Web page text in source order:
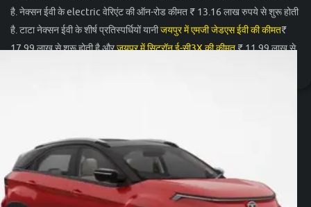
है. नेक्सन ईवी के electric वेरिएंट की ऑन-रोड कीमत ₹ 13.16 लाख रुपये से शुरू होती
है. टाटा नेक्सन ईवी के शीर्ष प्रतिस्पर्धियों यानीजयपुर में एमजी जेडएस ईवी की कीमत₹
17.99 लाख से शुरू होती है औरजयपुर में सिट्रॉन ई-सी3X की कीमत₹ 11.99 लाख से
Medium Range
टाटा नेक्सन ईवी Fearless
Medium Range
₹ 13.99 लाख*